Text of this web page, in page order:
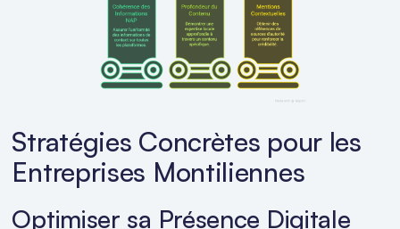
Stratégies Concrètes pour les
Entreprises Montiliennes
Optimiser sa Présence Digitale